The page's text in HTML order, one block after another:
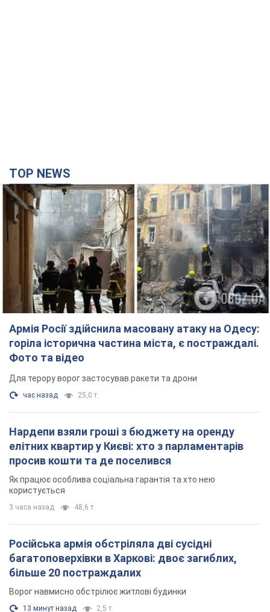
Армія Росії здійснила масовану атаку на Одесу:
горіла історична частина міста, є постраждалі.
Фото та відео
Для терору ворог застосував ракети та дрони
час назад 25,0 т.
Нардепи взяли гроші з бюджету на оренду
елітних квартир у Києві: хто з парламентарів
просив кошти та де поселився
Як працює особлива соціальна гарантія та хто нею
користується
3 часа назад
Російська армія обстріляла дві сусідні
багатоповерхівки в Харкові: двоє загиблих,
більше 20 постраждалих
Ворог навмисно обстрілює житлові будинки
13 минут назад 2,5 т.